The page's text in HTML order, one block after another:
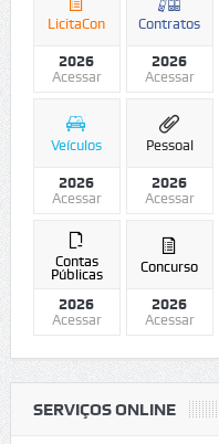
LicitaCon
2026
Acessar
Contratos
2026
Acessar
Veículos
2026
Acessar
Pessoal
2026
Acessar
Contas
Públicas
2026
Acessar
Concurso
2026
Acessar
SERVIÇOS ONLINE